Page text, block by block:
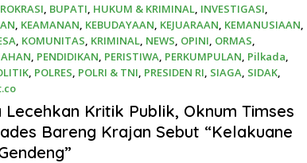
, BUPATI, HUKUM & KRIMINAL, INVESTIGASI,
, KEAMANAN, KEBUDAYAAN, KEJUARAAN, KEMANUSIAAN,
, KOMUNITAS, KRIMINAL, NEWS, OPINI, ORMAS,
, PENDIDIKAN, PERISTIWA, PERKUMPULAN, Pilkada,
, POLRES, POLRI & TNI, PRESIDEN RI, SIAGA, SIDAK,
Lecehkan Kritik Publik, Oknum Timses
Bareng Krajan Sebut “Kelakuane